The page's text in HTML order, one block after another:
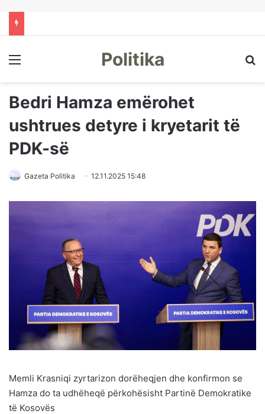
Menu Politika
Bedri Hamza emërohet
ushtrues detyre i kryetarit të
PDK-së
Gazeta Politika 12.11.2025 15:48
Memli Krasniqi zyrtarizon dorëheqjen dhe konfirmon se
Hamza do ta udhëheqë përkohësisht Partinë Demokratike
të Kosovës